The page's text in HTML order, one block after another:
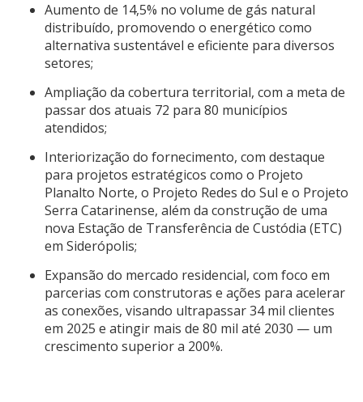
Aumento de 14,5% no volume de gás natural
distribuído, promovendo o energético como
alternativa sustentável e eficiente para diversos
setores;
Ampliação da cobertura territorial, com a meta de
passar dos atuais 72 para 80 municípios
atendidos;
Interiorização do fornecimento, com destaque
para projetos estratégicos como o Projeto
Planalto Norte, o Projeto Redes do Sul e o Projeto
Serra Catarinense, além da construção de uma
nova Estação de Transferência de Custódia (ETC)
em Siderópolis;
Expansão do mercado residencial, com foco em
parcerias com construtoras e ações para acelerar
as conexões, visando ultrapassar 34 mil clientes
em 2025 e atingir mais de 80 mil até 2030 — um
crescimento superior a 200%.